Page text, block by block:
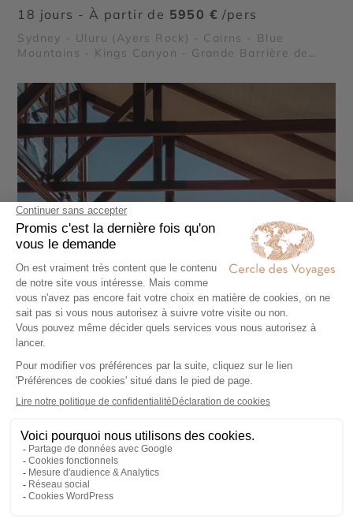
18 jours - À partir de 5950 € /pers
Sydney - Uluru (Ayers Rock) - Cairns - Blue
Mountains - Kings Canyon - Grande Barrière de
CIRCUIT INDIVIDUEL EN LIBERTÉ
Escapade de luxe en Australie
10 jours - À partir de